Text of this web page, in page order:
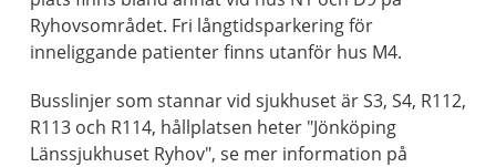
Ryhovsområdet. Fri långtidsparkering för
inneliggande patienter finns utanför hus M4.
Busslinjer som stannar vid sjukhuset är S3, S4, R112,
R113 och R114, hållplatsen heter "Jönköping
Länssjukhuset Ryhov", se mer information på